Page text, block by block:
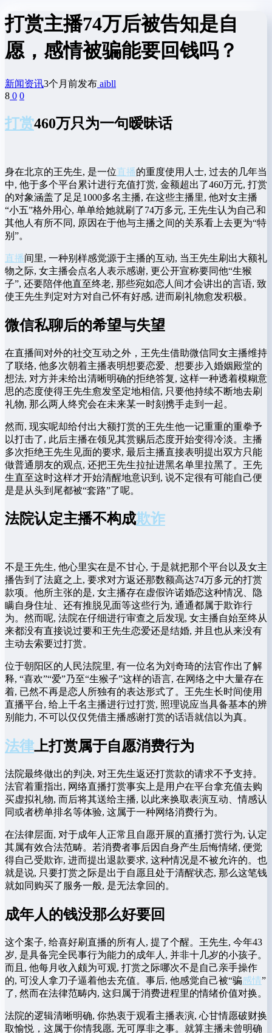
打赏主播74万后被告知是自
愿，感情被骗能要回钱吗？
新闻资讯3个月前发布 aibll
8 0 0
打赏460万只为一句暧昧话
身在北京的王先生, 是一位直播的重度使用人士, 过去的几年当
中, 他于多个平台累计进行充值打赏, 金额超出了460万元, 打赏
的对象涵盖了足足1000多名主播, 在这些主播里, 他对女主播
“小五”格外用心, 单单给她就刷了74万多元, 王先生认为自己和
其他人有所不同, 原因在于他与主播之间的关系看上去更为“特
别”。
直播间里, 一种别样感觉源于主播的互动, 当王先生刷出大额礼
物之际, 女主播会点名人表示感谢, 更公开宣称要同他“生猴
子”, 还要陪伴他直至终老, 那些宛如恋人间才会讲出的言语, 致
使王先生判定对方对自己怀有好感, 进而刷礼物愈发积极。
微信私聊后的希望与失望
在直播间对外的社交互动之外，王先生借助微信同女主播维持
了联络, 他多次朝着主播表明想要恋爱、想要步入婚姻殿堂的
想法, 对方并未给出清晰明确的拒绝答复, 这样一种透着模糊意
思的态度使得王先生愈发坚定地相信, 只要他持续不断地去刷
礼物, 那么两人终究会在未来某一时刻携手走到一起。
然而, 现实呢却给付出大额打赏的王先生他一记重重的重拳予
以打击了, 此后主播在领见其赏赐后态度开始变得冷淡。主播
多次拒绝王先生见面的要求, 最后主播直接表明提出双方只能
做普通朋友的观点, 还把王先生拉扯进黑名单里拉黑了。王先
生直至这时这样才开始清醒地意识到, 说不定很有可能自己便
是是从头到尾都被“套路”了呢。
法院认定主播不构成欺诈
不是王先生, 他心里实在是不甘心, 于是就把那个平台以及女主
播告到了法庭之上, 要求对方返还那数额高达74万多元的打赏
款项。他所主张的是, 女主播存在虚假许诺婚恋这种情况、隐
瞒自身住址、还有推脱见面等这些行为, 通通都属于欺诈行
为。然而呢, 法院在仔细进行审查之后发现, 女主播自始至终从
来都没有直接说过要和王先生恋爱还是结婚, 并且也从来没有
主动去索要过打赏。
位于朝阳区的人民法院里, 有一位名为刘奇琦的法官作出了解
释, “喜欢”“爱”乃至“生猴子”这样的语言, 在网络之中大量存在
着, 已然不再是恋人所独有的表达形式了。王先生长时间使用
直播平台, 给上千名主播进行过打赏, 照理说应当具备基本的辨
别能力, 不可以仅仅凭借主播感谢打赏的话语就信以为真。
法律上打赏属于自愿消费行为
法院最终做出的判决, 对王先生返还打赏款的请求不予支持。
法官着重指出, 网络直播打赏事实上是用户在平台拿充值去购
买虚拟礼物, 而后将其送给主播, 以此来换取表演互动、情感认
同或者榜单排名等体验, 这属于一种网络消费行为。
在法律层面, 对于成年人正常且自愿开展的直播打赏行为, 认定
其属有效合法范畴。若消费者事后因自身产生后悔情绪, 便觉
得自己受欺诈, 进而提出退款要求, 这种情况是不被允许的。也
就是说, 只要打赏之际是出于自愿且处于清醒状态, 那么这笔钱
就如同购买了服务一般, 是无法拿回的。
成年人的钱没那么好要回
这个案子, 给喜好刷直播的所有人, 提了个醒。王先生, 今年43
岁, 是具备完全民事行为能力的成年人, 并非十几岁的小孩子。
而且, 他每月收入颇为可观, 打赏之际哪次不是自己亲手操作
的, 可没人拿刀子逼着他去充值。事后, 他感觉自己被“骗感情”
了, 然而在法律范畴内, 这归属于消费进程里的情绪价值对换。
法院的逻辑清晰明确, 你热衷于观看主播表演, 心甘情愿破财换
取愉悦，这属于你情我愿, 无可厚非之事。就算主播未曾明确